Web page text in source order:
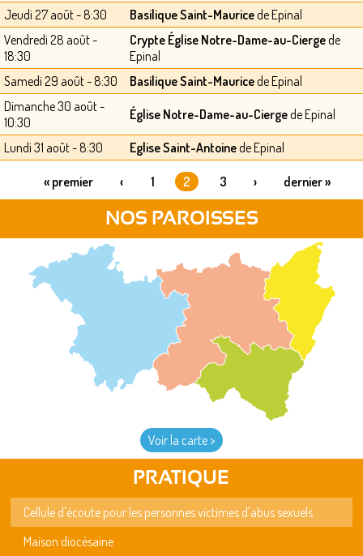
Jeudi 27 août - 8:30 Basilique Saint-Mauricede Epinal
Vendredi 28 août -
18:30
Crypte Église Notre-Dame-au-Ciergede
Epinal
Samedi 29 août - 8:30
Basilique Saint-Mauricede Epinal
Dimanche 30 août -
10:30
Église Notre-Dame-au-Ciergede Epinal
Lundi 31 août - 8:30 Eglise Saint-Antoinede Epinal
PAGES
« premier ‹ 1 2 3 › dernier »
NOS PAROISSES
Voir la carte >
PRATIQUE
Cellule d'écoute pour les personnes victimes d'abus sexuels
Maison diocésaine